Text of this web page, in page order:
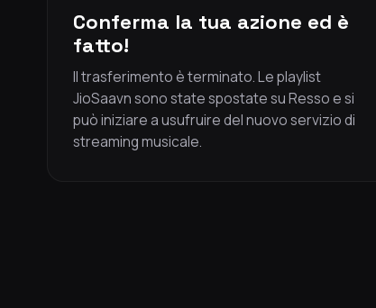
Conferma la tua azione ed è
fatto!
Il trasferimento è terminato. Le playlist
JioSaavn sono state spostate su Resso e si
può iniziare a usufruire del nuovo servizio di
streaming musicale.